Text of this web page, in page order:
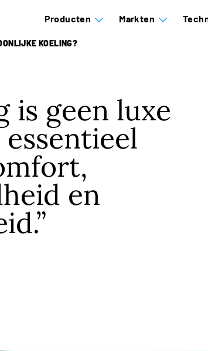
Producten Markten
KOELING?
is geen luxe
en